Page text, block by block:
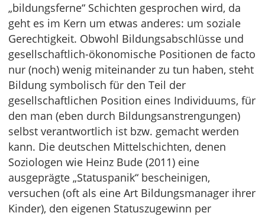
„bildungsferne“ Schichten gesprochen wird, da
geht es im Kern um etwas anderes: um soziale
Gerechtigkeit. Obwohl Bildungsabschlüsse und
gesellschaftlich-ökonomische Positionen de facto
nur (noch) wenig miteinander zu tun haben, steht
Bildung symbolisch für den Teil der
gesellschaftlichen Position eines Individuums, für
den man (eben durch Bildungsanstrengungen)
selbst verantwortlich ist bzw. gemacht werden
kann. Die deutschen Mittelschichten, denen
Soziologen wie Heinz Bude (2011) eine
ausgeprägte „Statuspanik“ bescheinigen,
versuchen (oft als eine Art Bildungsmanager ihrer
Kinder), den eigenen Statuszugewinn per